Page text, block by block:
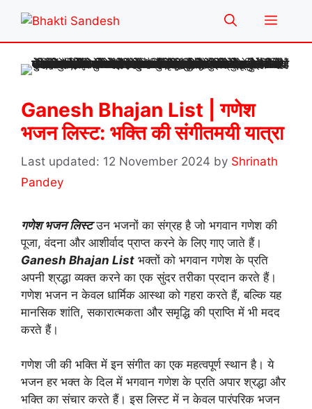
content
Menu
Ganesh Bhajan List | गणेश
भजन लिस्ट: भक्ति की संगीतमयी यात्रा
12 November 2024 by Shrinath
Pandey
गणेश भजन लिस्टउन भजनों का संग्रह है जो भगवान गणेश की
पूजा, वंदना और आशीर्वाद प्राप्त करने के लिए गाए जाते हैं।
Ganesh Bhajan List भक्तों को भगवान गणेश के प्रति
अपनी श्रद्धा व्यक्त करने का एक सुंदर तरीका प्रदान करते हैं।
गणेश भजन न केवल धार्मिक आस्था को गहरा करते हैं, बल्कि यह
मानसिक शांति, सकारात्मकता और समृद्धि की प्राप्ति में भी मदद
करते हैं।
गणेश जी की भक्ति में इन संगीत का एक महत्वपूर्ण स्थान है। ये
भजन हर भक्त के दिल में भगवान गणेश के प्रति अपार श्रद्धा और
भक्ति का संचार करते हैं। इस लिस्ट में न केवल पारंपरिक भजन